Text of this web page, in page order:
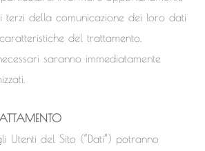
terzi della comunicazione dei loro dati
del trattamento.
saranno immediatamente
Utenti del Sito (“Dati”) potranno